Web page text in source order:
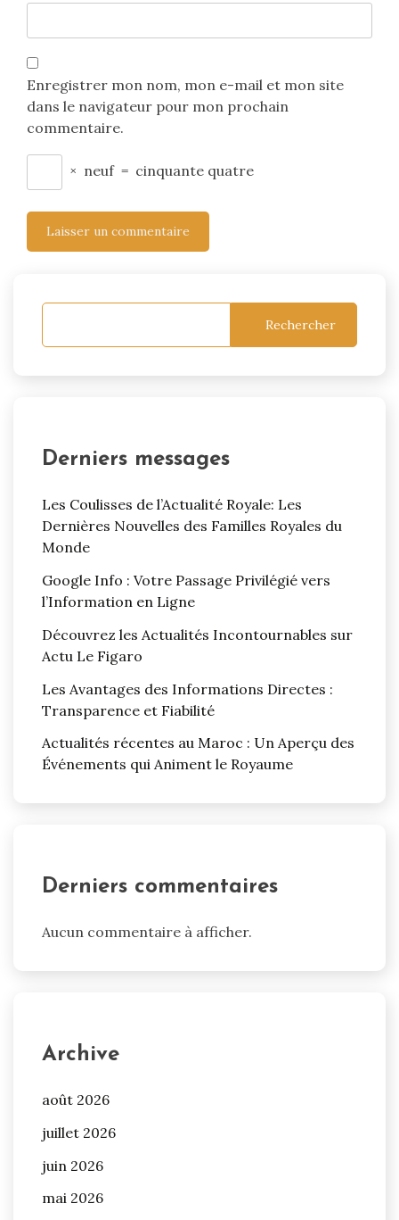
Enregistrer mon nom, mon e-mail et mon site
dans le navigateur pour mon prochain
commentaire.
× neuf = cinquante quatre
Rechercher
Derniers messages
Les Coulisses de l’Actualité Royale: Les
Dernières Nouvelles des Familles Royales du
Monde
Google Info : Votre Passage Privilégié vers
l’Information en Ligne
Découvrez les Actualités Incontournables sur
Actu Le Figaro
Les Avantages des Informations Directes :
Transparence et Fiabilité
Actualités récentes au Maroc : Un Aperçu des
Événements qui Animent le Royaume
Derniers commentaires
Aucun commentaire à afficher.
Archive
août 2026
juillet 2026
juin 2026
mai 2026